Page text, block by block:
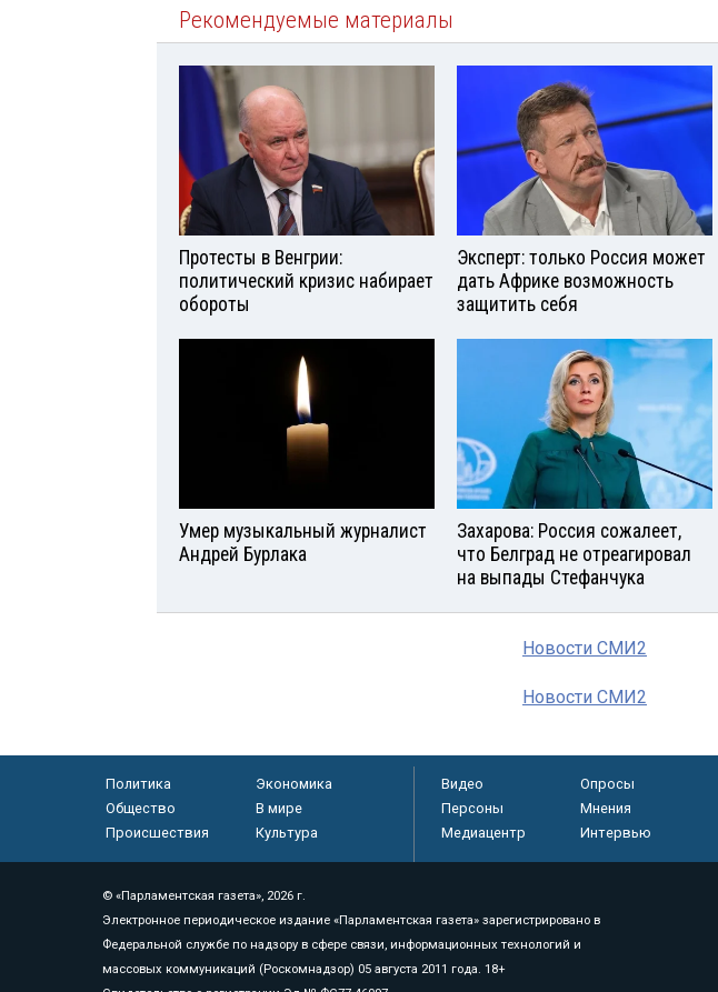
Рекомендуемые материалы
Протесты в Венгрии:
политический кризис набирает
обороты
Эксперт: только Россия может
дать Африке возможность
защитить себя
Умер музыкальный журналист
Андрей Бурлака
Захарова: Россия сожалеет,
что Белград не отреагировал
на выпады Стефанчука
Новости СМИ2
Новости СМИ2
Политика
Экономика
Общество
В мире
Происшествия
Культура
Видео Опросы
Персоны
Мнения
Медиацентр
Интервью
© «Парламентская газета», 2026 г.
Электронное периодическое издание «Парламентская газета» зарегистрировано в
Федеральной службе по надзору в сфере связи, информационных технологий и
массовых коммуникаций (Роскомнадзор) 05 августа 2011 года. 18+